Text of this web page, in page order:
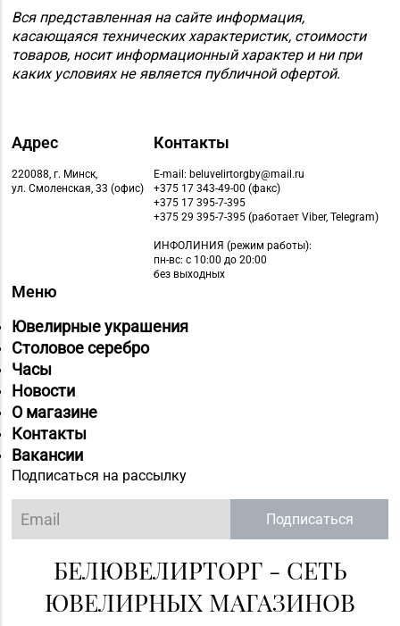
Вся представленная на сайте информация,
касающаяся технических характеристик, стоимости
товаров, носит информационный характер и ни при
каких условиях не является публичной офертой.
Адрес
220088, г. Минск,
ул. Смоленская, 33 (офис)
Контакты
E-mail: beluvelirtorgby@mail.ru
+375 17 343-49-00 (факс)
+375 17 395-7-395
+375 29 395-7-395 (работает Viber, Telegram)
ИНФОЛИНИЯ (режим работы):
пн-вс: с 10:00 до 20:00
без выходных
Меню
Ювелирные украшения
Столовое серебро
Часы
Новости
О магазине
Контакты
Вакансии
Подписаться на рассылку
Подписаться
БЕЛЮВЕЛИРТОРГ - СЕТЬ
ЮВЕЛИРНЫХ МАГАЗИНОВ